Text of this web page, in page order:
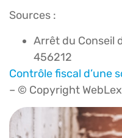
Sources :
Arrêt du Conseil
456212
Contrôle fiscal d’une
– © Copyright WebLex